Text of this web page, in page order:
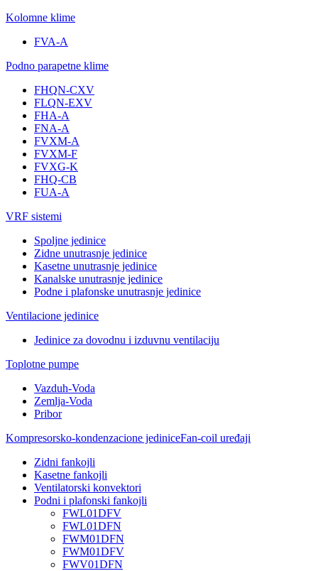
Kolomne klime
FVA-A
Podno parapetne klime
FHQN-CXV
FLQN-EXV
FHA-A
FNA-A
FVXM-A
FVXM-F
FVXG-K
FHQ-CB
FUA-A
VRF sistemi
Spoljne jedinice
Zidne unutrasnje jedinice
Kasetne unutrasnje jedinice
Kanalske unutrasnje jedinice
Podne i plafonske unutrasnje jedinice
Ventilacione jedinice
Jedinice za dovodnu i izduvnu ventilaciju
Toplotne pumpe
Vazduh-Voda
Zemlja-Voda
Pribor
Kompresorsko-kondenzacione jediniceFan-coil uređaji
Zidni fankojli
Kasetne fankojli
Ventilatorski konvektori
Podni i plafonski fankojli
FWL01DFV
FWL01DFN
FWM01DFN
FWM01DFV
FWV01DFN